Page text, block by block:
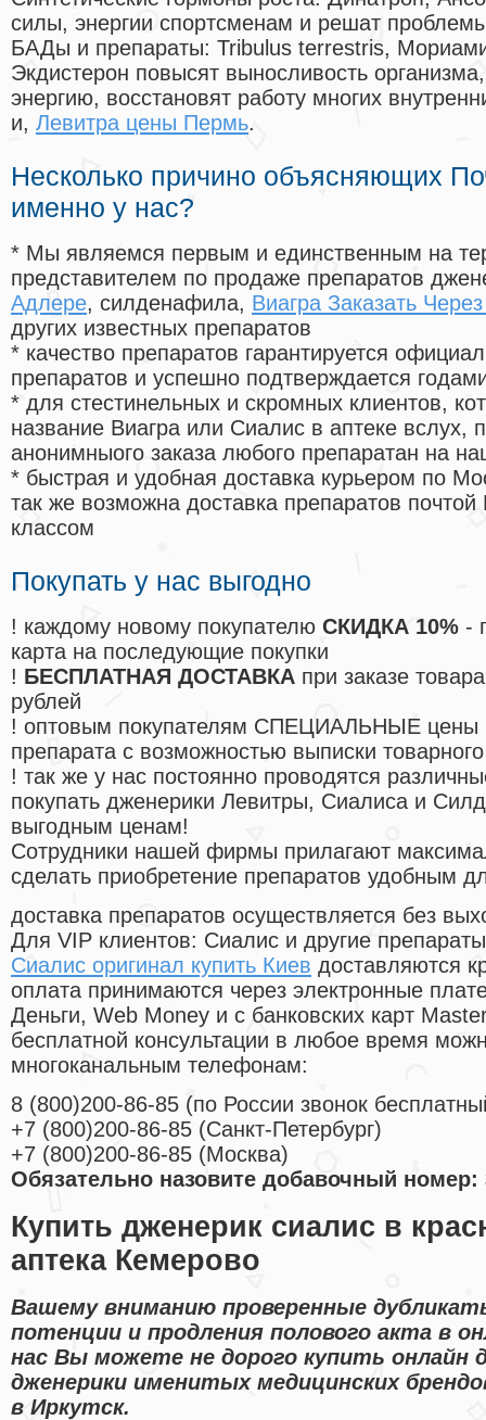
силы, энергии спортсменам и решат
БАДы и препараты: Tribulus terrestris,
Экдистерон повысят выносливость
энергию, восстановят работу многих
и, Левитра цены Пермь.
Несколько причино объясняющих
именно у нас?
* Мы являемся первым и единственным на
представителем по продаже препаратов
Адлере, силденафила, Виагра Заказать
других известных препаратов
* качество препаратов гарантируется
препаратов и успешно подтверждается
* для стестинельных и скромных клиентов,
название Виагра или Сиалис в аптеке вслух,
анонимныого заказа любого препаратан на
* быстрая и удобная доставка курьером по
так же возможна доставка препаратов
классом
Покупать у нас выгодно
! каждому новому покупателю СКИДКА 10% -
карта на последующие покупки
! БЕСПЛАТНАЯ ДОСТАВКА при заказе
рублей
! оптовым покупателям СПЕЦИАЛЬНЫЕ цены
препарата с возможностью выписки
! так же у нас постоянно проводятся
покупать дженерики Левитры, Сиалиса и
выгодным ценам!
Cотрудники нашей фирмы прилагают
сделать приобретение препаратов удобным
доставка препаратов осуществляется без
Для VIP клиентов: Сиалис и другие
Сиалис оригинал купить Киев доставляются
оплата принимаются через электронные
Деньги, Web Money и с банковских карт
бесплатной консультации в любое время
многоканальным телефонам:
8 (800)200-86-85 (по России звонок
+7 (800)200-86-85 (Санкт-Петербург)
+7 (800)200-86-85 (Москва)
Обязательно назовите добавочный номер:
Купить дженерик сиалис в
аптека Кемерово
Вашему вниманию проверенные
потенции и продления полового акта в
нас Вы можете не дорого купить онлайн
дженерики именитых медицинских
в Иркутск.